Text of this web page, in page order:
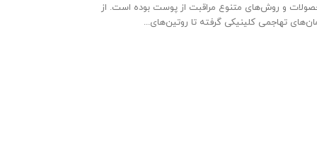
و روش‌های متنوع مراقبت از پوست بوده است. از
تهاجمی کلینیکی گرفته تا روتین‌های...